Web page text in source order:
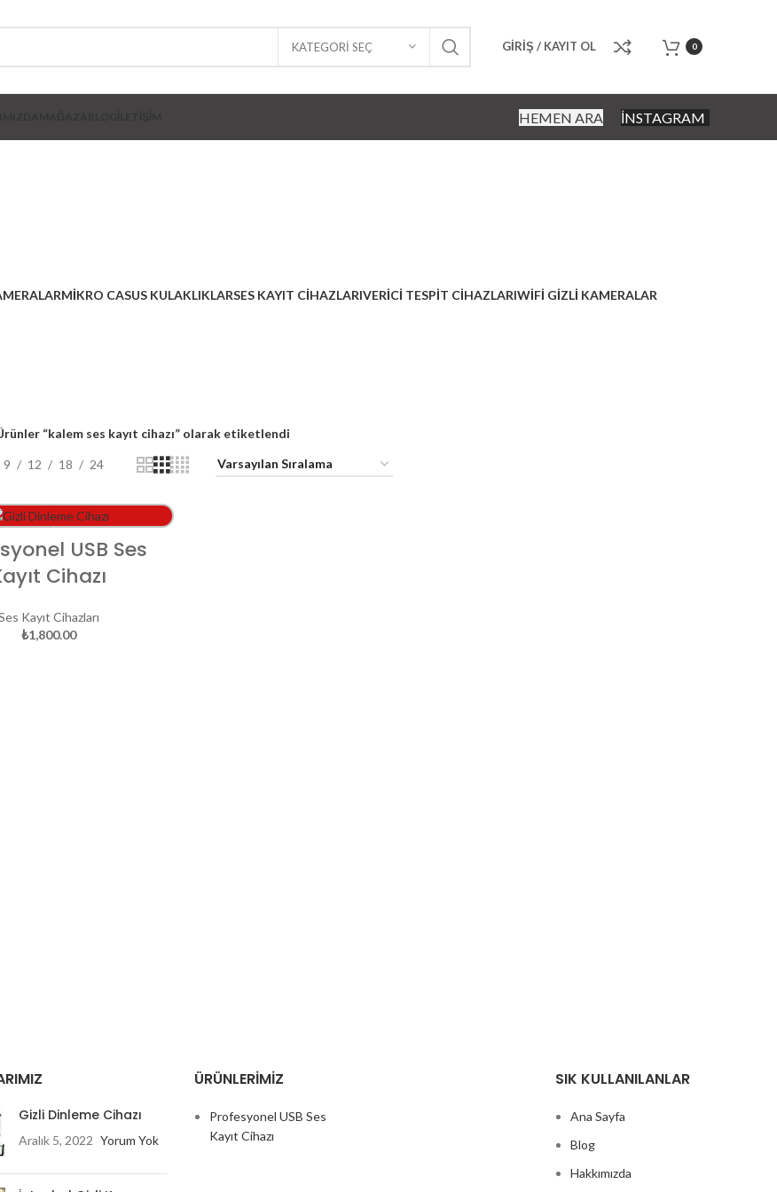
KATEGORI SEÇ GIRIŞ / KAYIT OL 0
HEMEN ARA İNSTAGRAM
MIKRO CASUS KULAKLIKLARSES KAYIT CIHAZLARIVERICI TESPIT CIHAZLARIWIFI GIZLI KAMERALAR
“kalem ses kayıt cihazı” olarak etiketlendi
9 12 18 24
USB Ses
Cihazı
Kayıt Cihazları
₺1,800.00
Gizli Dinleme Cihazı
Aralık 5, 2022 Yorum Yok
ÜRÜNLERIMIZ
Profesyonel USB Ses
Kayıt Cihazı
SIK KULLANILANLAR
Ana Sayfa
Blog
Hakkımızda